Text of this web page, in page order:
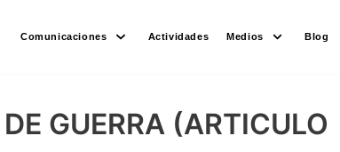
Comunicaciones Actividades Medios Blog
GUERRA (ARTICULO